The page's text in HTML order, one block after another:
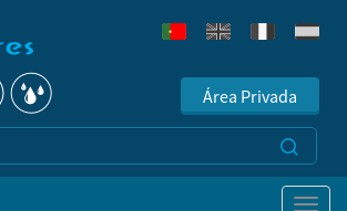
Área Privada